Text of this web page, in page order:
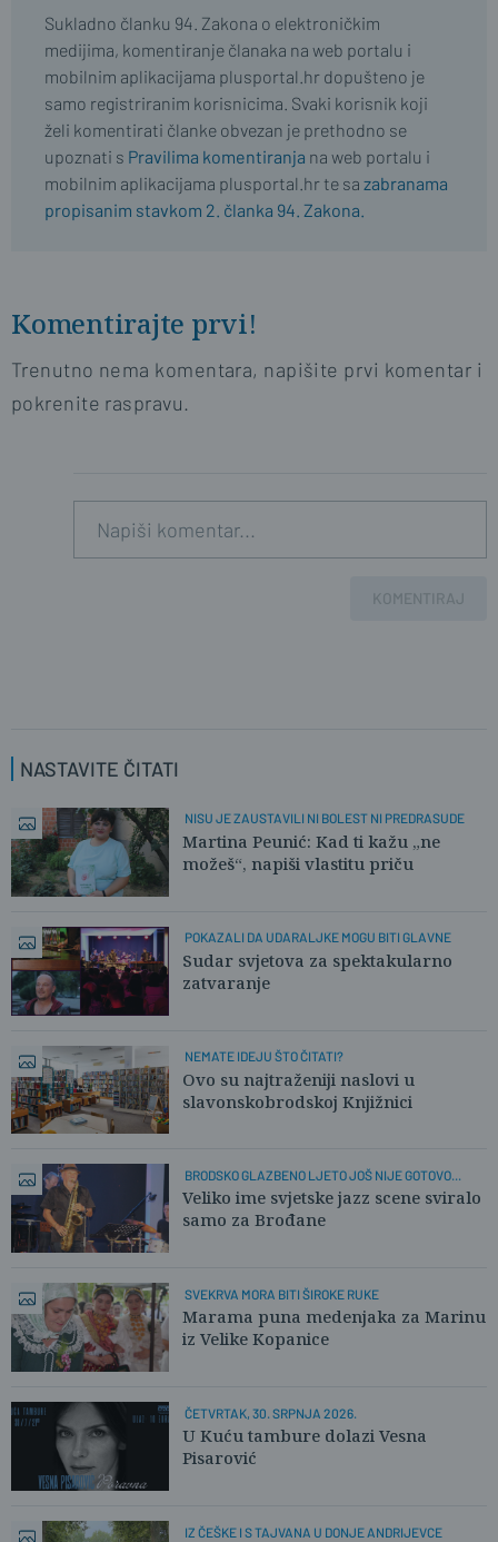
Sukladno članku 94. Zakona o elektroničkim
medijima, komentiranje članaka na web portalu i
mobilnim aplikacijama plusportal.hr dopušteno je
samo registriranim korisnicima. Svaki korisnik koji
želi komentirati članke obvezan je prethodno se
upoznati s Pravilima komentiranja na web portalu i
mobilnim aplikacijama plusportal.hr te sa zabranama
propisanim stavkom 2. članka 94. Zakona.
Komentirajte prvi!
Trenutno nema komentara, napišite prvi komentar i
pokrenite raspravu.
KOMENTIRAJ
NASTAVITE ČITATI
NISU JE ZAUSTAVILI NI BOLEST NI PREDRASUDE
Martina Peunić: Kad ti kažu „ne
možeš“, napiši vlastitu priču
POKAZALI DA UDARALJKE MOGU BITI GLAVNE
Sudar svjetova za spektakularno
zatvaranje
NEMATE IDEJU ŠTO ČITATI?
Ovo su najtraženiji naslovi u
slavonskobrodskoj Knjižnici
BRODSKO GLAZBENO LJETO JOŠ NIJE GOTOVO...
Veliko ime svjetske jazz scene sviralo
samo za Brođane
SVEKRVA MORA BITI ŠIROKE RUKE
Marama puna medenjaka za Marinu
iz Velike Kopanice
ČETVRTAK, 30. SRPNJA 2026.
U Kuću tambure dolazi Vesna
Pisarović
IZ ČEŠKE I S TAJVANA U DONJE ANDRIJEVCE